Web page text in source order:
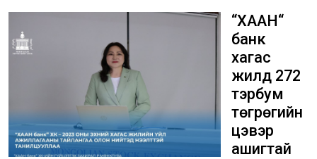
“ХААН“
банк
хагас
жилд 272
тэрбум
төгрөгийн
цэвэр
ашигтай